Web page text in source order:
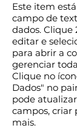
Este item
campo de
dados. Clique
editar e
para abrir a
gerenciar
Clique no
Dados" no
pode
campos, criar
mais.